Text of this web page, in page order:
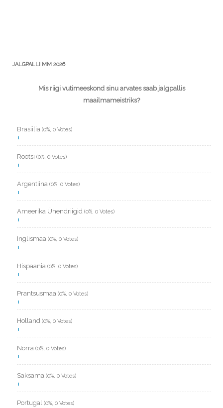
JALGPALLI MM 2026
Mis riigi vutimeeskond sinu arvates saab jalgpallis
maailmameistriks?
Brasiilia (0%, 0 Votes)
Rootsi (0%, 0 Votes)
Argentiina (0%, 0 Votes)
Ameerika Ühendriigid (0%, 0 Votes)
Inglismaa (0%, 0 Votes)
Hispaania (0%, 0 Votes)
Prantsusmaa (0%, 0 Votes)
Holland (0%, 0 Votes)
Norra (0%, 0 Votes)
Saksama (0%, 0 Votes)
Portugal (0%, 0 Votes)